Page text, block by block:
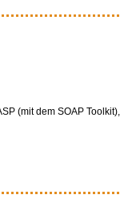
(mit dem SOAP